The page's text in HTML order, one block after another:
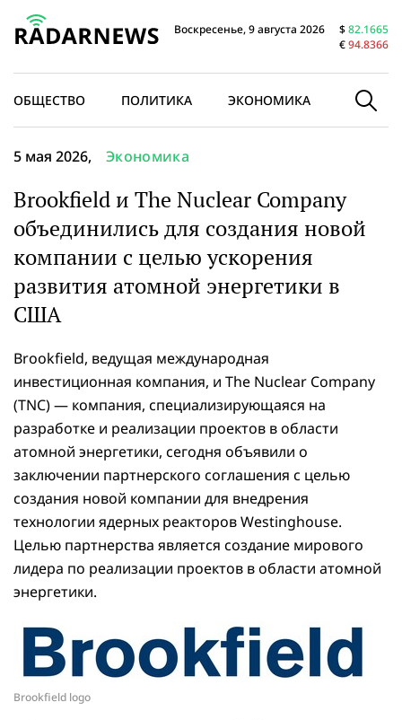
Воскресенье, 9 августа 2026 $82.1665
€94.8366
ОБЩЕСТВО ПОЛИТИКА ЭКОНОМИКА В МИРЕ
5 мая 2026, Экономика
Brookfield и The Nuclear Company
объединились для создания новой
компании с целью ускорения
развития атомной энергетики в
США
Brookfield, ведущая международная
инвестиционная компания, и The Nuclear Company
(TNC) — компания, специализирующаяся на
разработке и реализации проектов в области
атомной энергетики, сегодня объявили о
заключении партнерского соглашения с целью
создания новой компании для внедрения
технологии ядерных реакторов Westinghouse.
Целью партнерства является создание мирового
лидера по реализации проектов в области атомной
энергетики.
Brookfield logo